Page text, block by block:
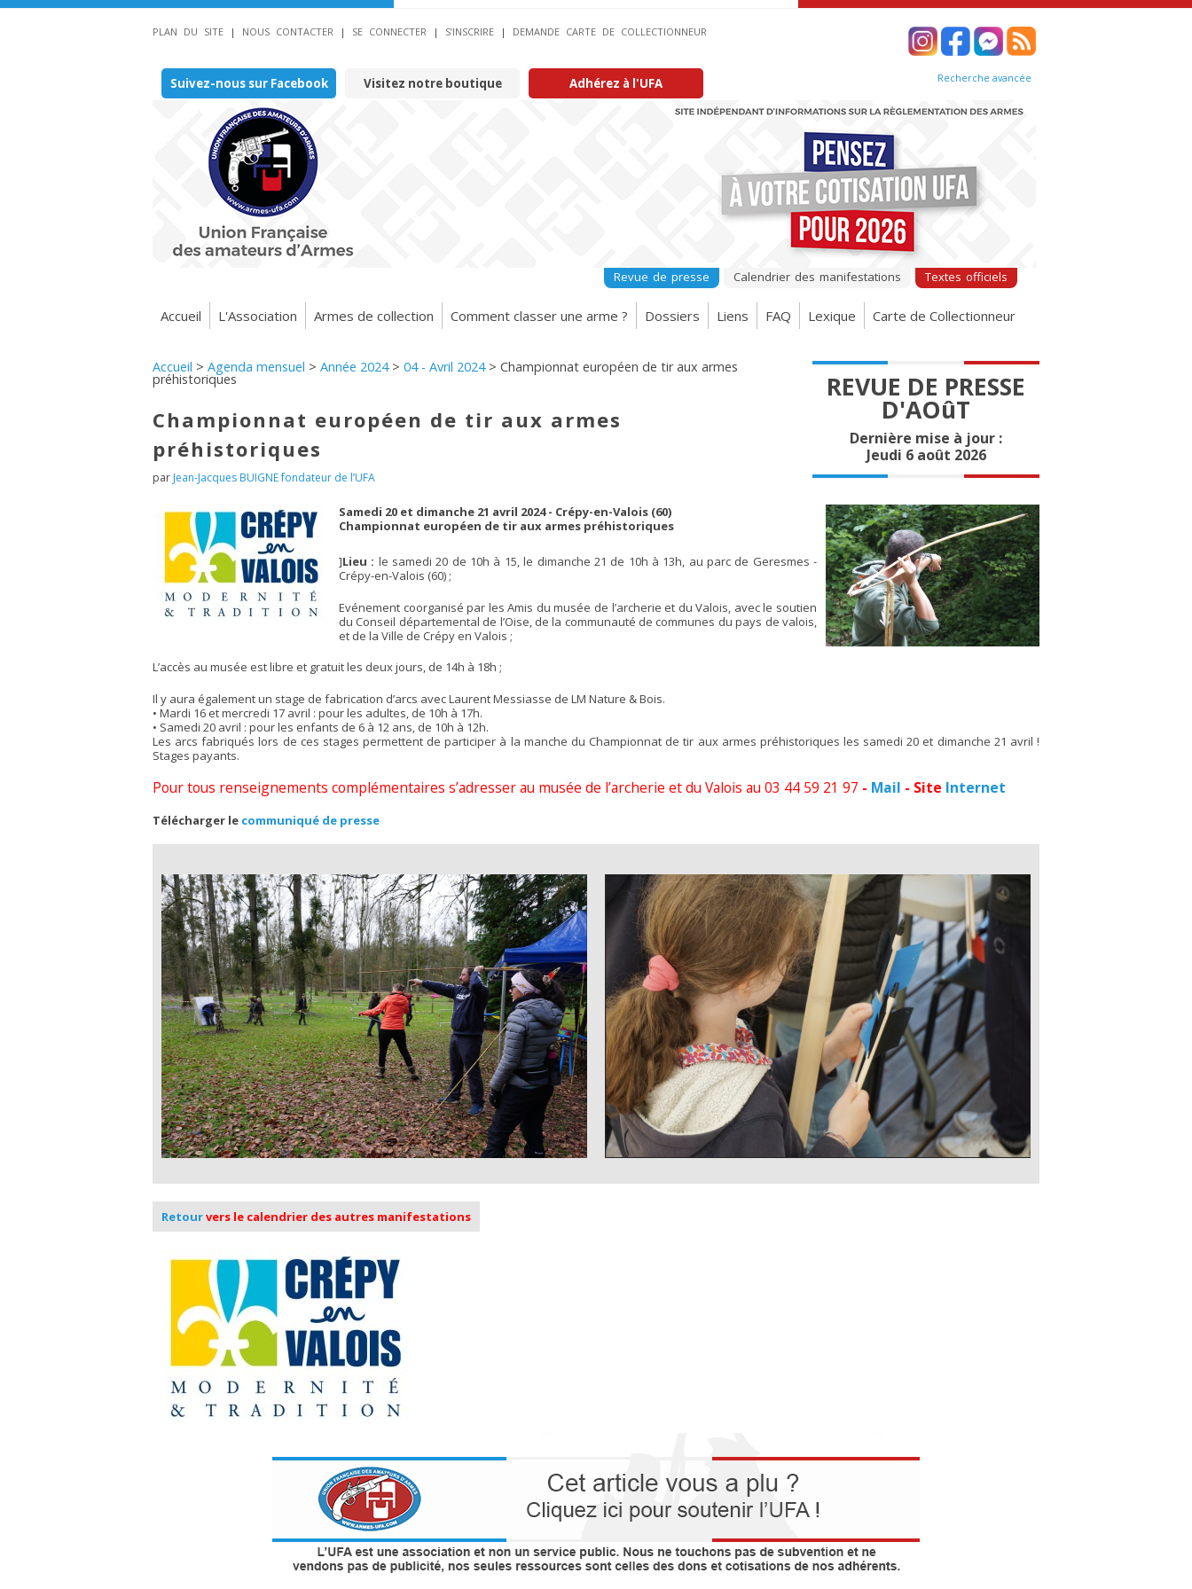
PLAN DU SITE | NOUS CONTACTER | SE CONNECTER | S’INSCRIRE | DEMANDE CARTE DE COLLECTIONNEUR
Suivez-nous sur Facebook Visitez notre boutique Adhérez à l'UFA Recherche avancée
Revue de presse Calendrier des manifestations Textes officiels
Accueil L'Association Armes de collection Comment classer une arme ? Dossiers Liens FAQ Lexique Carte de Collectionneur
REVUE DE PRESSE
D'AOûT
Dernière mise à jour :
Jeudi 6 août 2026
Accueil > Agenda mensuel > Année 2024> 04 - Avril 2024> Championnat européen de tir aux armes
préhistoriques
Championnat européen de tir aux armes
préhistoriques
par Jean-Jacques BUIGNE fondateur de l’UFA
Samedi 20 et dimanche 21 avril 2024 - Crépy-en-Valois (60)
Championnat européen de tir aux armes préhistoriques
]Lieu : le samedi 20 de 10h à 15, le dimanche 21 de 10h à 13h, au parc de Geresmes -
Crépy-en-Valois (60) ;
Evénement coorganisé par les Amis du musée de l’archerie et du Valois, avec le soutien
du Conseil départemental de l’Oise, de la communauté de communes du pays de valois,
et de la Ville de Crépy en Valois ;
L’accès au musée est libre et gratuit les deux jours, de 14h à 18h ;
Il y aura également un stage de fabrication d’arcs avec Laurent Messiasse de LM Nature & Bois.
• Mardi 16 et mercredi 17 avril : pour les adultes, de 10h à 17h.
• Samedi 20 avril : pour les enfants de 6 à 12 ans, de 10h à 12h.
Les arcs fabriqués lors de ces stages permettent de participer à la manche du Championnat de tir aux armes préhistoriques les samedi 20 et dimanche 21 avril !
Stages payants.
Pour tous renseignements complémentaires s’adresser au musée de l’archerie et du Valois au 03 44 59 21 97 - Mail - Site Internet
Télécharger le communiqué de presse
Retourvers le calendrier des autres manifestations